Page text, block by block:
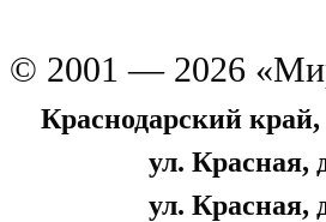
© 2001 — 2026
Краснодарский
ул. Красная,
ул. Красная,